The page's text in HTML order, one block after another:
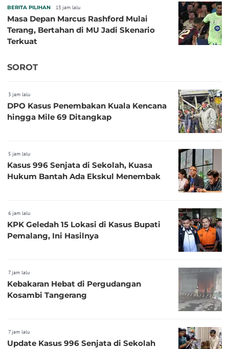
BERITA PILIHAN 13 jam lalu
Masa Depan Marcus Rashford Mulai
Terang, Bertahan di MU Jadi Skenario
Terkuat
SOROT
3 jam lalu
DPO Kasus Penembakan Kuala Kencana
hingga Mile 69 Ditangkap
5 jam lalu
Kasus 996 Senjata di Sekolah, Kuasa
Hukum Bantah Ada Ekskul Menembak
6 jam lalu
KPK Geledah 15 Lokasi di Kasus Bupati
Pemalang, Ini Hasilnya
7 jam lalu
Kebakaran Hebat di Pergudangan
Kosambi Tangerang
7 jam lalu
Update Kasus 996 Senjata di Sekolah